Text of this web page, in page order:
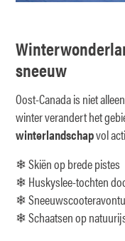
sneeuw
Oost-Canada is niet
winter verandert het
winterlandschapvol
❄ Skiën op brede pistes
❄ Huskyslee-tochten
❄
❄ Schaatsen op